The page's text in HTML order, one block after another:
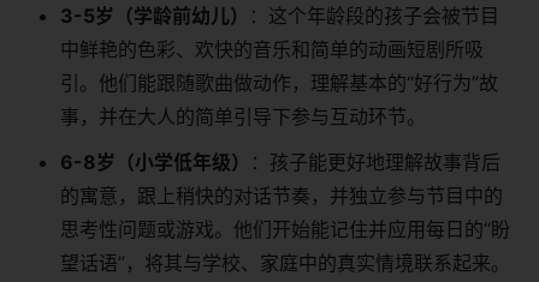
3-5岁（学龄前幼儿）
：这个年龄段的孩子会被节目
中鲜艳的色彩、欢快的音乐和简单的动画短剧所吸
引。他们能跟随歌曲做动作，理解基本的“好行为”故
事，并在大人的简单引导下参与互动环节。
6-8岁（小学低年级）
：孩子能更好地理解故事背后
的寓意，跟上稍快的对话节奏，并独立参与节目中的
思考性问题或游戏。他们开始能记住并应用每日的“盼
望话语”，将其与学校、家庭中的真实情境联系起来。